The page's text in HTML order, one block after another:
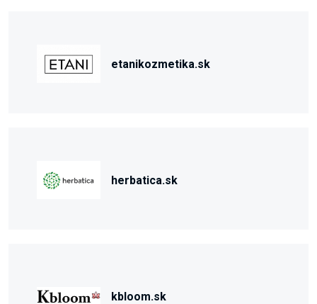
etanikozmetika.sk
herbatica.sk
kbloom.sk